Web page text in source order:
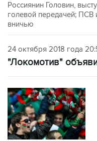
Россиянин Головин,
голевой передачей; ПСВ
вничью
24 октября 2018 года
"Локомотив"